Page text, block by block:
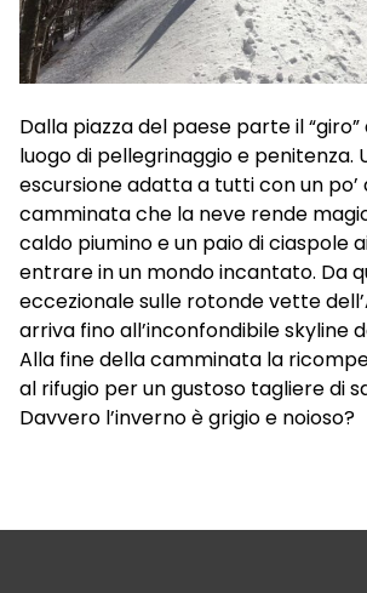
Dalla piazza del paese parte il “giro”
luogo di pellegrinaggio e penitenza.
escursione adatta a tutti con un po’
camminata che la neve rende
caldo piumino e un paio di ciaspole
entrare in un mondo incantato. Da
eccezionale sulle rotonde vette
arriva fino all’inconfondibile skyline
Alla fine della camminata la
al rifugio per un gustoso tagliere di
Davvero l’inverno è grigio e noioso?